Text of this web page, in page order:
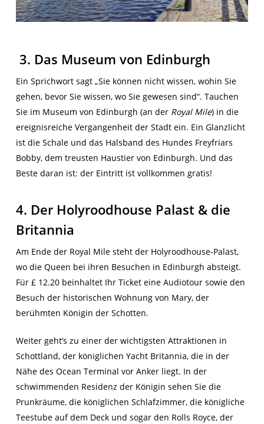
3. Das Museum von Edinburgh
Ein Sprichwort sagt „Sie können nicht wissen, wohin Sie
gehen, bevor Sie wissen, wo Sie gewesen sind“. Tauchen
Sie im Museum von Edinburgh (an der Royal Mile) in die
ereignisreiche Vergangenheit der Stadt ein. Ein Glanzlicht
ist die Schale und das Halsband des Hundes Freyfriars
Bobby, dem treusten Haustier von Edinburgh. Und das
Beste daran ist: der Eintritt ist vollkommen gratis!
4. Der Holyroodhouse Palast & die
Britannia
Am Ende der Royal Mile steht der Holyroodhouse-Palast,
wo die Queen bei ihren Besuchen in Edinburgh absteigt.
Für £ 12.20 beinhaltet Ihr Ticket eine Audiotour sowie den
Besuch der historischen Wohnung von Mary, der
berühmten Königin der Schotten.
Weiter geht’s zu einer der wichtigsten Attraktionen in
Schottland, der königlichen Yacht Britannia, die in der
Nähe des Ocean Terminal vor Anker liegt. In der
schwimmenden Residenz der Königin sehen Sie die
Prunkräume, die königlichen Schlafzimmer, die königliche
Teestube auf dem Deck und sogar den Rolls Royce, der